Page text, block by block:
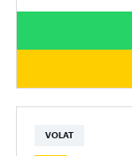
VOLAT